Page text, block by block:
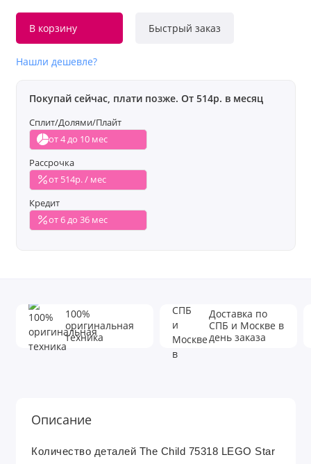
В корзину Быстрый заказ
Нашли дешевле?
Покупай сейчас, плати позже. От 514р. в месяц
Сплит/Долями/Плайт
от 4 до 10 мес
Рассрочка
от 514р. / мес
Кредит
от 6 до 36 мес
100%
оригинальная
техника
Доставка по
СПБ и Москве в
день заказа
Описание
Количество деталей The Child 75318 LEGO Star